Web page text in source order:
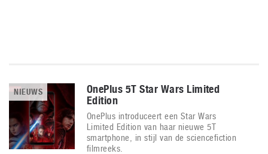
NIEUWS
OnePlus 5T Star Wars Limited
Edition
OnePlus introduceert een Star Wars
Limited Edition van haar nieuwe 5T
smartphone, in stijl van de sciencefiction
filmreeks.